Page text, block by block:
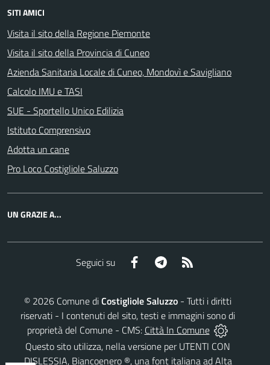
SITI AMICI
Visita il sito della Regione Piemonte
Visita il sito della Provincia di Cuneo
Azienda Sanitaria Locale di Cuneo, Mondovì e Savigliano
Calcolo IMU e TASI
SUE - Sportello Unico Edilizia
Istituto Comprensivo
Adotta un cane
Pro Loco Costigliole Saluzzo
UN GRAZIE A...
Seguici su Facebook Telegram
© 2026 Comune diCostigliole Saluzzo - Tutti i diritti
riservati - I contenuti del sito, testi e immagini sono di
proprietà del Comune - CMS: Città In Comune
Questo sito utilizza, nella versione per UTENTI CON
DISLESSIA, Biancoenero ®, una font italiana ad Alta